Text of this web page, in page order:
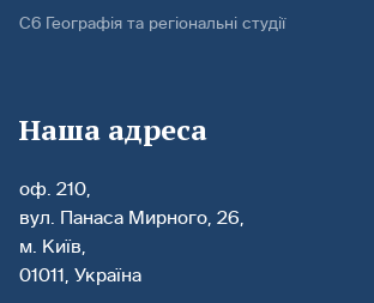
С6 Географія та регіональні студії
Наша адреса
оф. 210,
вул. Панаса Мирного, 26,
м. Київ,
01011, Україна